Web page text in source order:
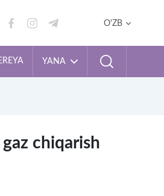
O'ZB
YANA
chiqarish